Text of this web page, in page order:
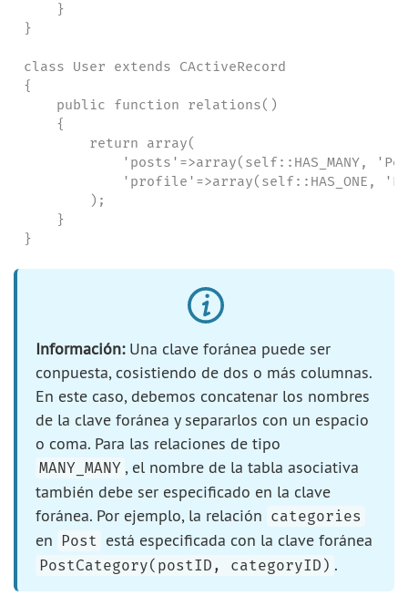
    }
}
class User extends CActiveRecord
{
    public function relations()
    {
        return array(
'posts'=>array(self::HAS_MANY,
'profile'=>array(self::HAS_ONE,
        );
    }
}
Información:Una clave foránea puede ser
conpuesta, cosistiendo de dos o más columnas.
En este caso, debemos concatenar los nombres
de la clave foránea y separarlos con un espacio
o coma. Para las relaciones de tipo
MANY_MANY , el nombre de la tabla asociativa
también debe ser especificado en la clave
foránea. Por ejemplo, la relación categories
en Post está especificada con la clave foránea
PostCategory(postID, categoryID) .